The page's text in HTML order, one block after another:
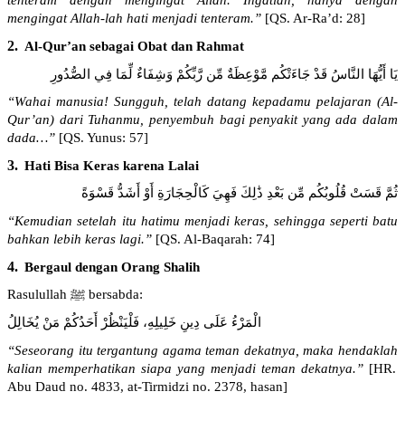
mengingatAllah-lah hati menjadi tenteram.” [QS. Ar-Ra’d: 28]
2. Al-Qur’an sebagaiObat dan Rahmat
يَا أَيُّهَا النَّاسُ قَدْ جَاءَتْكُم مَّوْعِظَةٌ مِّن رَّبِّكُمْ وَشِفَاءٌ لِّمَا فِي الصُّدُورِ
“Wahai manusia! Sungguh telah datang kepadamu pelajaran (Al-
Qur’an) dari Tuhanmu penyembuh bagi penyakityangada dalam
dada…” [QS. Yunus: 57]
3. Hati Bisa Keras karena Lalai
ثُمَّ قَسَتْ قُلُوبُكُم مِّن بَعْدِ ذَٰلِكَ فَهِيَ كَالْحِجَارَةِ أَوْ أَشَدُّ قَسْوَةً
“Kemudian setelah itu hatimu menjadi keras sehingga sepertibatu
bahkan lebih keras lagi.” [QS. Al-Baqarah: 74]
4. Bergaul denganOrang Shalih
Rasulullah ﷺ bersabda:
الْمَرْءُ عَلَى دِينِ خَلِيلِهِ، فَلْيَنْظُرْ أَحَدُكُمْ مَنْ يُخَالِلُ
“Seseorang itu tergantung agamateman dekatnya ,maka hendaklah
kalian memperhatikan siapa yang menjadi teman dekatnya.” [HR.
Abu Daud no. 4833, at-Tirmidzi no. 2378, hasan]